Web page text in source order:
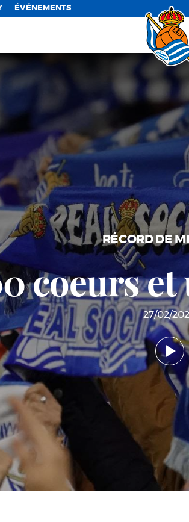
ÉVÉNEMENTS
RÉCORD DE
coeurs et
27/02/